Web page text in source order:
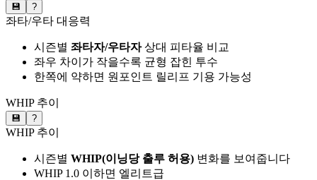
💾 ?
좌타/우타 대응력
시즌별 좌타자/우타자상대 피타율 비교
좌우 차이가 작을수록 균형 잡힌 투수
한쪽에 약하면 원포인트 릴리프 기용 가능성
WHIP 추이
💾 ?
WHIP 추이
시즌별 WHIP(이닝당 출루 허용) 변화를 보여줍니다
WHIP 1.0 이하면 엘리트급